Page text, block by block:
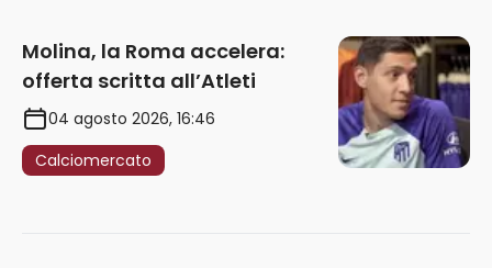
Molina, la Roma accelera:
offerta scritta all’Atleti
04 agosto 2026, 16:46
Calciomercato